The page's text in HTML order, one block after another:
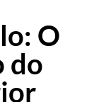
O
do